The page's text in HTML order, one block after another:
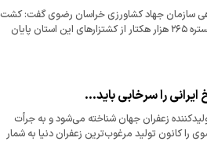
سازمان جهاد کشاورزی خراسان رضوی گفت: کشت
پاییزه گندم آبی و دیم در گستره ۲۶۵ هزار هکتار از کشتزارهای این استان پایان
را سرخابی باید...
زعفران جهان شناخته می‌شود و به جرأت
را کانون تولید مرغوب‌ترین زعفران دنیا به شمار